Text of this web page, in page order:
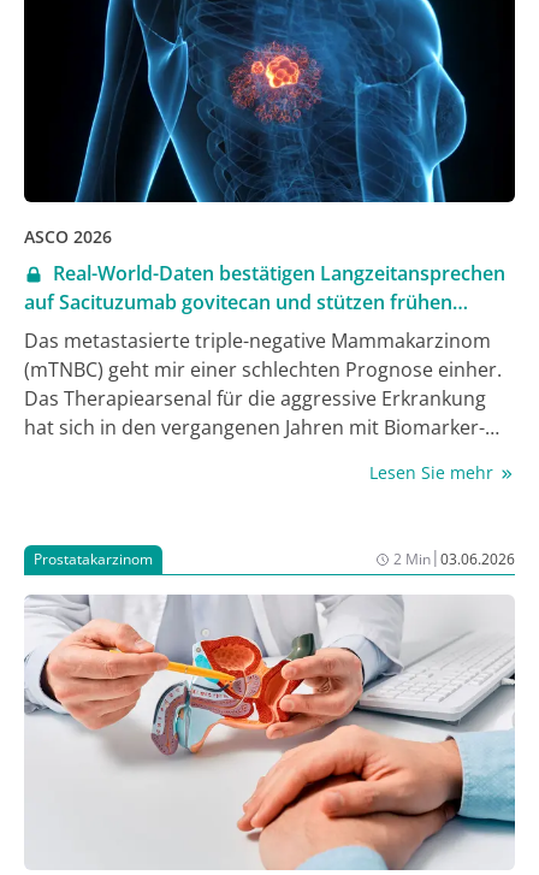
ASCO 2026
Real-World-Daten bestätigen Langzeitansprechen
auf Sacituzumab govitecan und stützen frühen
Einsatz beim mTNBC
Das metastasierte triple-negative Mammakarzinom
(mTNBC) geht mir einer schlechten Prognose einher.
Das Therapiearsenal für die aggressive Erkrankung
hat sich in den vergangenen Jahren mit Biomarker-
Konjugates (ADCs) wie Sacituzumab govitecan (Sg)
Studie ASCENT das progressionsfreie Überleben (PFS)
und das Gesamtüberleben (OS) gegenüber eine
Standardchemotherapie signifikant und klinisch
relevant verlängert [1], was zur Zulassung ab der
Zweitlinie geführt hatte. Auf dem Jahreskongress der
American Society of Clinical Oncology (ASCO) 2026
wurden nun Real-World-Daten aus Italien vorgestellt,
die zeigten, dass über ein Viertel der mit Sg
behandelten Erkrankten mit mTNBC Langzeit-
Responder waren [2]. Außerdem unterstrichen die
Daten, dass Sg möglichst früh eingesetzt werden
sollte.
Lesen Sie mehr
Prostatakarzinom 2 Min|03.06.2026